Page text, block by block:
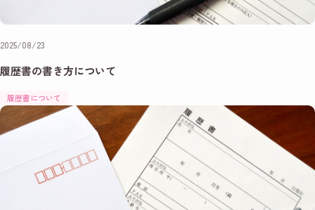
2025/08/23
履歴書の書き方について
履歴書について